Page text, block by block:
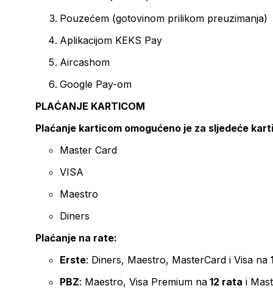
Pouzećem (gotovinom prilikom preuzimanja)
Aplikacijom KEKS Pay
Aircashom
Google Pay-om
PLAĆANJE KARTICOM
Plaćanje karticom omogućeno je za sljedeće
Master Card
VISA
Maestro
Diners
Plaćanje na rate:
Erste: Diners, Maestro, MasterCard i Visa na
PBZ: Maestro, Visa Premium na 12 rata i